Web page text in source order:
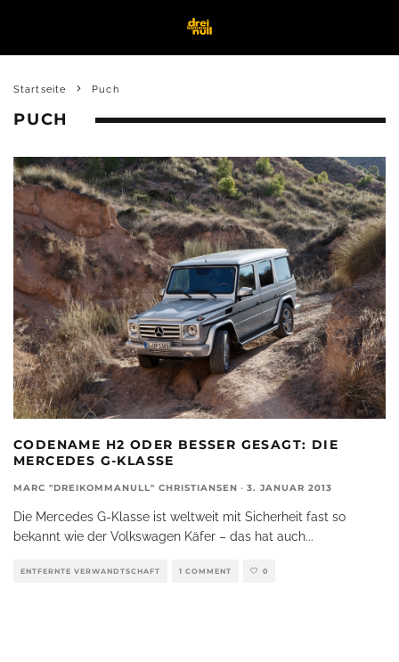
Startseite Puch
PUCH
CODENAME H2 ODER BESSER GESAGT: DIE
MERCEDES G-KLASSE
MARC "DREIKOMMANULL" CHRISTIANSEN · 3. JANUAR 2013
Die Mercedes G-Klasse ist weltweit mit Sicherheit fast so
bekannt wie der Volkswagen Käfer – das hat auch...
ENTFERNTE VERWANDTSCHAFT 1 COMMENT 0